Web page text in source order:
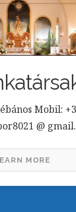
Mobil:
@
MORE